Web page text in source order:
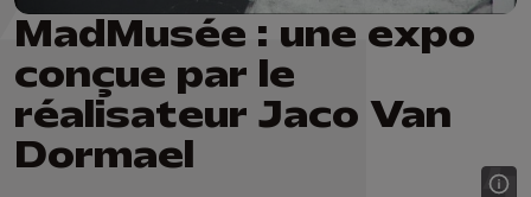
MadMusée : une expo
conçue par le
réalisateur Jaco Van
Dormael